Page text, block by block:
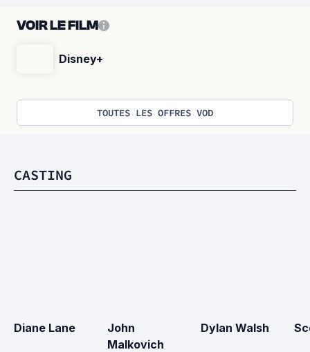
VOIR LE FILM
Disney+
TOUTES LES OFFRES VOD
CASTING
Diane Lane
John
Malkovich
Dylan Walsh